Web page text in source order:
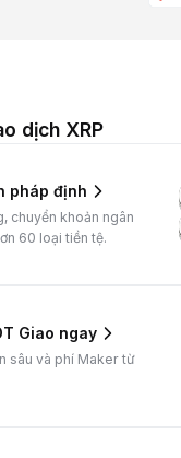
dịch XRP
pháp định
chuyển khoản ngân
60 loại tiền tệ.
Giao ngay
sâu và phí Maker từ